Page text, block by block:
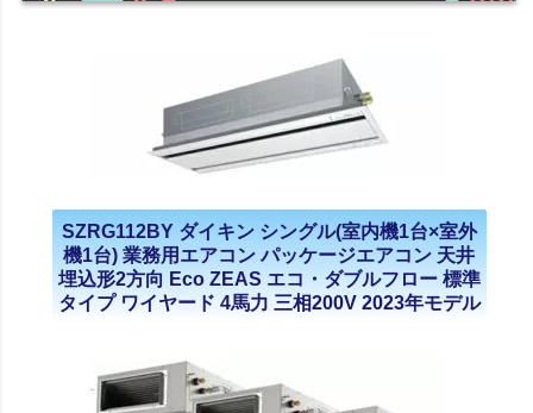
SZRG112BY ダイキン シングル(室内機1台×室外
機1台) 業務用エアコン パッケージエアコン 天井
埋込形2方向 Eco ZEAS エコ・ダブルフロー 標準
タイプ ワイヤード 4馬力 三相200V 2023年モデル